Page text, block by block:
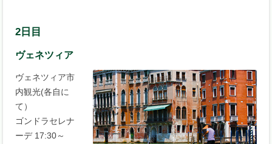
2日目
ヴェネツィア
ヴェネツィア市
内観光(各自に
て）
ゴンドラセレナ
ーデ 17:30～